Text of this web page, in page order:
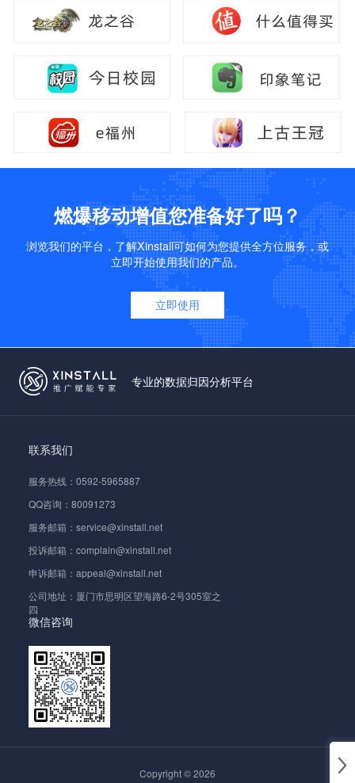
燃爆移动增值您准备好了吗？
浏览我们的平台，了解Xinstall可如何为您提供全方位服务，或
立即开始使用我们的产品。
立即使用
专业的数据归因分析平台
联系我们
服务热线：0592-5965887
QQ咨询：80091273
服务邮箱：service@xinstall.net
投诉邮箱：complain@xinstall.net
申诉邮箱：appeal@xinstall.net
公司地址：厦门市思明区望海路6-2号305室之
四
微信咨询
Copyright © 2026